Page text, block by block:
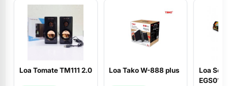
Loa Tomate TM111 2.0 Loa Tako W-888 plus
Loa